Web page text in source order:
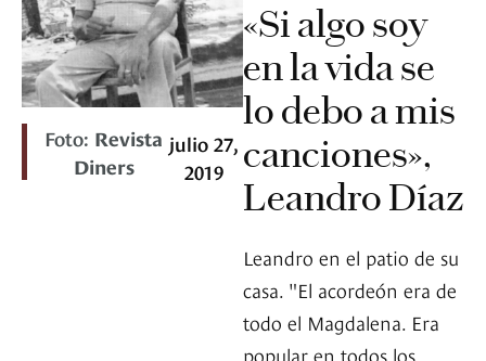
Foto: Revista
Diners
julio 27,
2019
«Si algo soy
en la vida se
lo debo a mis
canciones»,
Leandro Díaz
Leandro en el patio de su
casa. "El acordeón era de
todo el Magdalena. Era
popular en todos los